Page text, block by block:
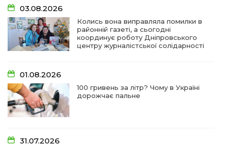
03.08.2026
Колись вона виправляла помилки в
районній газеті, а сьогодні
координує роботу Дніпровського
центру журналістської солідарності
01.08.2026
100 гривень за літр? Чому в Україні
дорожчає пальне
31.07.2026